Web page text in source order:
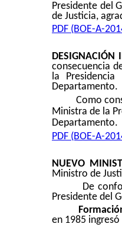
Presidente del
de Justicia,
PDF (BOE-A-
DESIGNACIÓN
consecuencia
la
Departamento.
Como
Ministra de la
Departamento.
PDF (BOE-A-
NUEVO
Ministro de
De
Presidente del
en 1985